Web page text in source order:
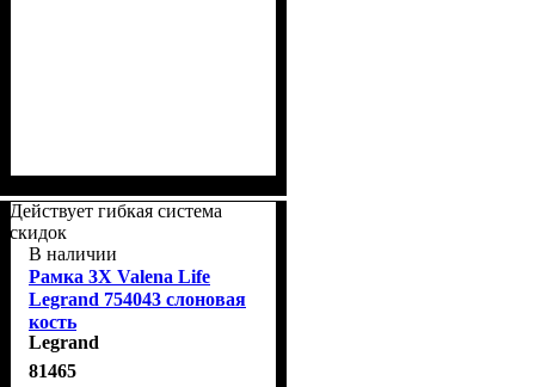
Действует гибкая система
скидок
В наличии
Рамка 3Х Valena Life
Legrand 754043 слоновая
кость
Legrand
81465